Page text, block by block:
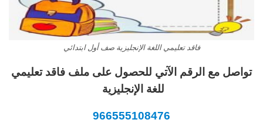
فاقد تعليمي اللغة الإنجليزية صف أول ابتدائي
تواصل مع الرقم الآتي للحصول على ملف فاقد تعليمي
للغة الإنجليزية
966555108476